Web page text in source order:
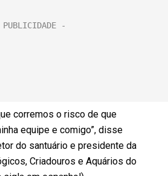
corremos o risco de que
equipe e comigo”, disse
do santuário e presidente da
Criadouros e Aquários do